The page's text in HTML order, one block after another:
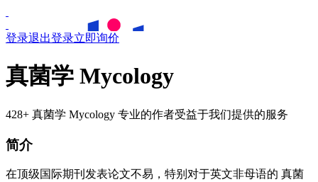
登录退出登录立即询价
真菌学 Mycology
428+ 真菌学 Mycology 专业的作者受益于我们提供的服务
简介
在顶级国际期刊发表论文不易，特别对于英文非母语的 真菌